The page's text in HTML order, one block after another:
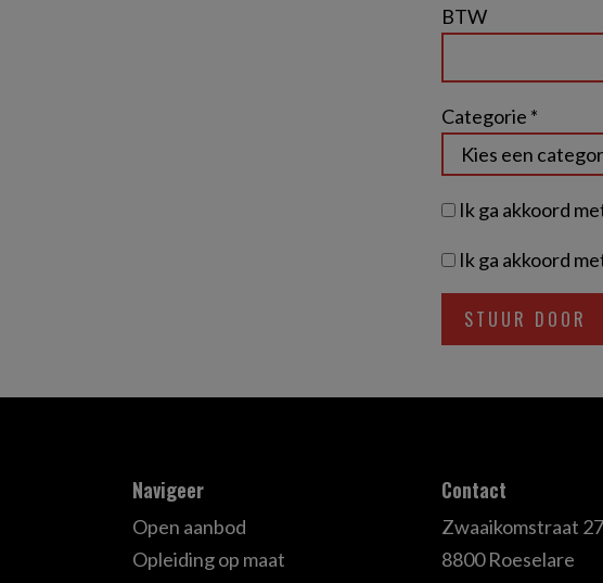
BTW
Categorie *
Ik ga akkoord
Ik ga akkoord
Navigeer
Open aanbod
Opleiding op maat
Contact
Zwaaikomstraat 27
8800 Roeselare